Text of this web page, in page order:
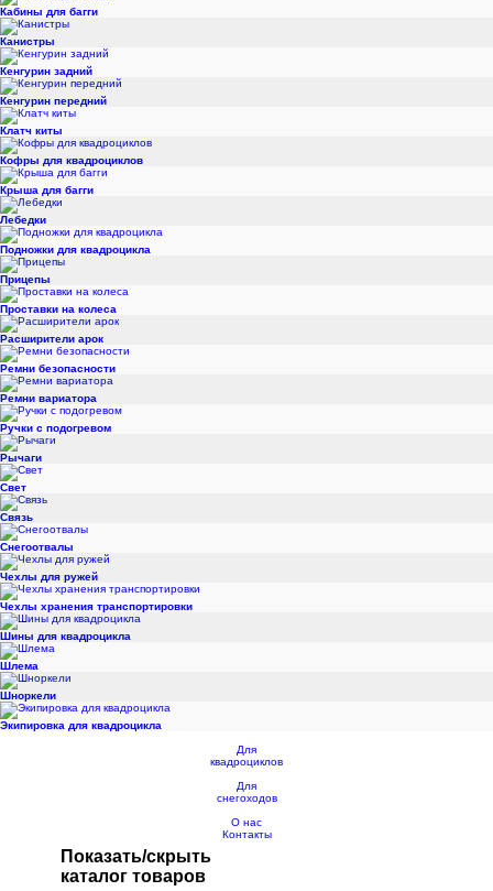
Кабины для багги
Канистры
Кенгурин задний
Кенгурин передний
Клатч киты
Кофры для квадроциклов
Крыша для багги
Лебедки
Подножки для квадроцикла
Прицепы
Проставки на колеса
Расширители арок
Ремни безопасности
Ремни вариатора
Ручки с подогревом
Рычаги
Свет
Связь
Снегоотвалы
Чехлы для ружей
Чехлы хранения транспортировки
Шины для квадроцикла
Шлема
Шноркели
Экипировка для квадроцикла
Для
квадроциклов
Для
снегоходов
О нас
Контакты
Показать/скрыть
каталог товаров